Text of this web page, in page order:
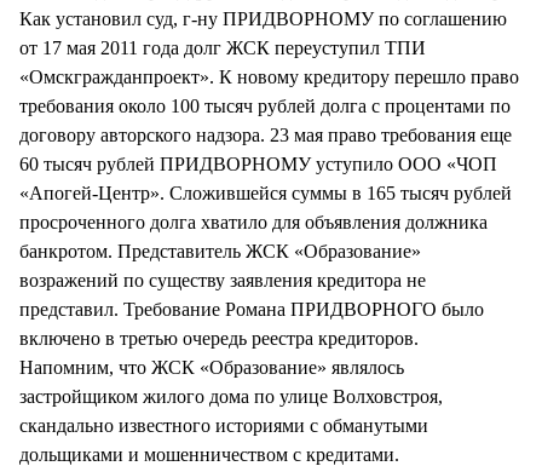
Как установил суд, г-ну ПРИДВОРНОМУ по соглашению
от 17 мая 2011 года долг ЖСК переуступил ТПИ
«Омскгражданпроект». К новому кредитору перешло право
требования около 100 тысяч рублей долга с процентами по
договору авторского надзора. 23 мая право требования еще
60 тысяч рублей ПРИДВОРНОМУ уступило ООО «ЧОП
«Апогей-Центр». Сложившейся суммы в 165 тысяч рублей
просроченного долга хватило для объявления должника
банкротом. Представитель ЖСК «Образование»
возражений по существу заявления кредитора не
представил. Требование Романа ПРИДВОРНОГО было
включено в третью очередь реестра кредиторов.
Напомним, что ЖСК «Образование» являлось
застройщиком жилого дома по улице Волховстроя,
скандально известного историями с обманутыми
дольщиками и мошенничеством с кредитами.